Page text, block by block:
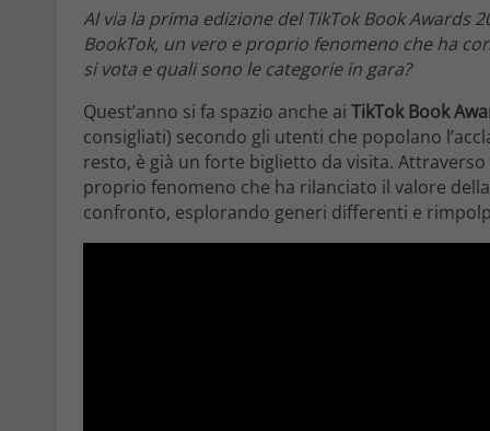
Al via la prima edizione del TikTok Book Awards
BookTok, un vero e proprio fenomeno che ha
si vota e quali sono le categorie in gara?
Quest’anno si fa spazio anche ai TikTok Book
consigliati) secondo gli utenti che popolano
resto, è già un forte biglietto da visita.
proprio fenomeno che ha rilanciato il valore
confronto, esplorando generi differenti e